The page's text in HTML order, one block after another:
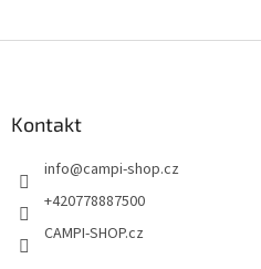
Kontakt
info@campi-shop.cz
+420778887500
CAMPI-SHOP.cz